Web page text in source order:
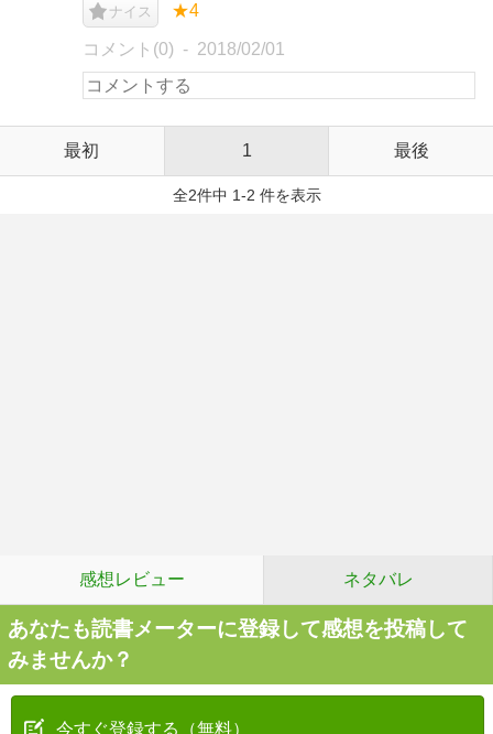
ナイス ★4
コメント(0) 2018/02/01
最初 1 最後
全2件中 1-2 件を表示
感想レビュー ネタバレ
あなたも読書メーターに登録して感想を投稿して
みませんか？
今すぐ登録する（無料）